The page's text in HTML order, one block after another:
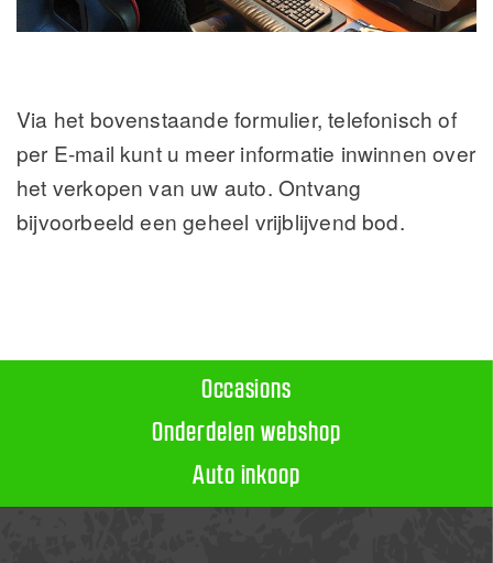
Via het bovenstaande formulier, telefonisch of
per E-mail kunt u meer informatie inwinnen over
het verkopen van uw auto. Ontvang
bijvoorbeeld een geheel vrijblijvend bod.
Occasions
Onderdelen webshop
Auto inkoop